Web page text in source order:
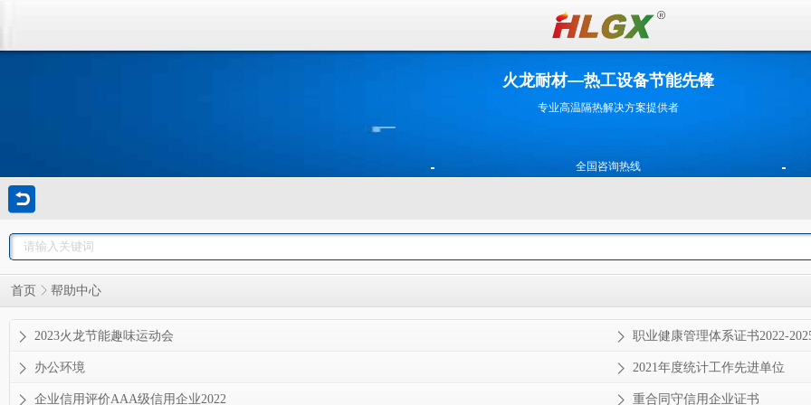
火龙耐材—热工设备节能先锋
专业高温隔热解决方案提供者
全国咨询热线
首页 帮助中心
2023火龙节能趣味运动会 职业健康管理体系证书2022-
办公环境 2021年度统计工作先进单位
企业信用评价AAA级信用企业2022 重合同守信用企业证书